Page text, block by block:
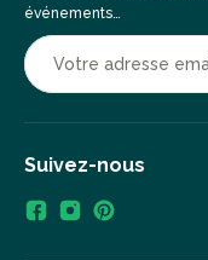
événements…
Suivez-nous